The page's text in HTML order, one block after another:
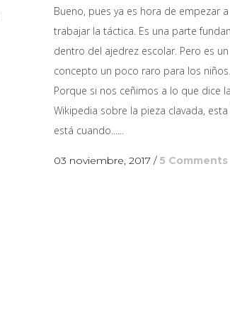
Bueno, pues ya es hora de empezar a
trabajar la táctica. Es una parte
dentro del ajedrez escolar. Pero es un
concepto un poco raro para los niños.
Porque si nos ceñimos a lo que dice la
Wikipedia sobre la pieza clavada, esta
está cuando......
03 noviembre, 2017 / 5 Comments